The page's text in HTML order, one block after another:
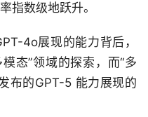
指数级地跃升。
4o展现的能力背后，
态”领域的探索，而“多
布的GPT-5 能力展现的